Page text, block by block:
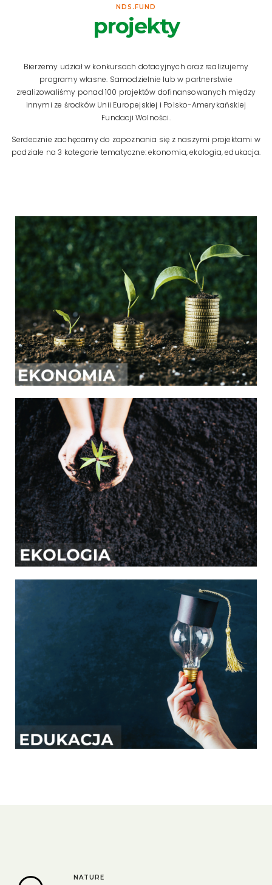
NDS.FUND
projekty
Bierzemy udział w konkursach dotacyjnych oraz realizujemy
programy własne. Samodzielnie lub w partnerstwie
zrealizowaliśmy ponad 100 projektów dofinansowanych między
innymi ze środków Unii Europejskiej i Polsko-Amerykańskiej
Fundacji Wolności.
Serdecznie zachęcamy do zapoznania się z naszymi projektami w
podziale na 3 kategorie tematyczne: ekonomia, ekologia, edukacja.
NATURE